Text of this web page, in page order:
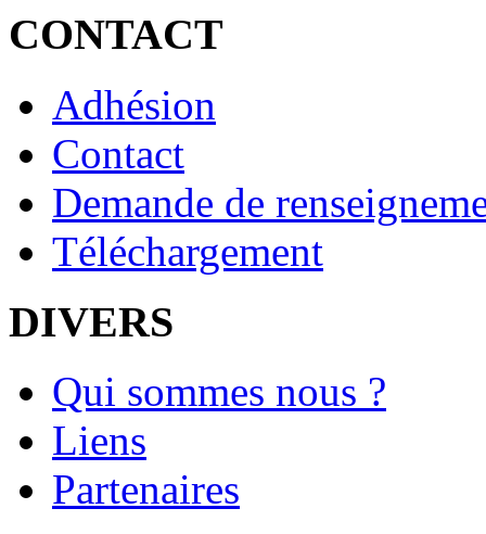
CONTACT
Adhésion
Contact
Demande de
Téléchargement
DIVERS
Qui sommes nous ?
Liens
Partenaires